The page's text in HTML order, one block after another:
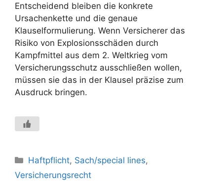
Entscheidend bleiben die konkrete
Ursachenkette und die genaue
Klauselformulierung. Wenn Versicherer das
Risiko von Explosionsschäden durch
Kampfmittel aus dem 2. Weltkrieg vom
Versicherungsschutz ausschließen wollen,
müssen sie das in der Klausel präzise zum
Ausdruck bringen.
Kategorien
Haftpflicht, Sach/special lines,
Versicherungsrecht